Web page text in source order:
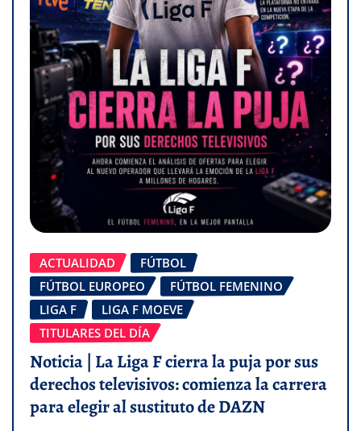
ACTUALIDAD
FÚTBOL
FÚTBOL EUROPEO
FÚTBOL FEMENINO
LIGA F
LIGA F MOEVE
TITULARES DEL DÍA
Noticia | La Liga F cierra la puja por sus
derechos televisivos: comienza la carrera
para elegir al sustituto de DAZN